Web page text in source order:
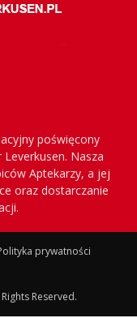
poświęcony
Nasza
Aptekarzy, a jej
oraz dostarczanie
prywatności
Reserved.